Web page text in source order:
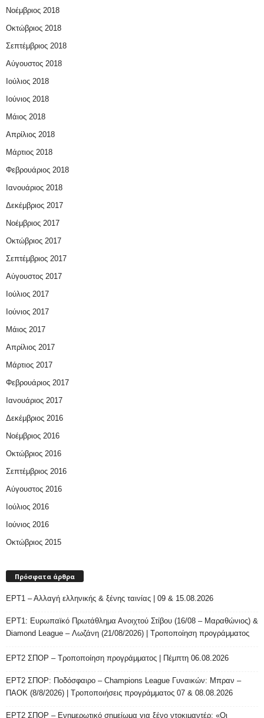
Νοέμβριος 2018
Οκτώβριος 2018
Σεπτέμβριος 2018
Αύγουστος 2018
Ιούλιος 2018
Ιούνιος 2018
Μάιος 2018
Απρίλιος 2018
Μάρτιος 2018
Φεβρουάριος 2018
Ιανουάριος 2018
Δεκέμβριος 2017
Νοέμβριος 2017
Οκτώβριος 2017
Σεπτέμβριος 2017
Αύγουστος 2017
Ιούλιος 2017
Ιούνιος 2017
Μάιος 2017
Απρίλιος 2017
Μάρτιος 2017
Φεβρουάριος 2017
Ιανουάριος 2017
Δεκέμβριος 2016
Νοέμβριος 2016
Οκτώβριος 2016
Σεπτέμβριος 2016
Αύγουστος 2016
Ιούλιος 2016
Ιούνιος 2016
Οκτώβριος 2015
Πρόσφατα άρθρα
ΕΡΤ1 – Αλλαγή ελληνικής & ξένης ταινίας | 09 & 15.08.2026
ΕΡΤ1: Ευρωπαϊκό Πρωτάθλημα Ανοιχτού Στίβου (16/08 – Μαραθώνιος) &
Diamond League – Λωζάνη (21/08/2026) | Τροποποίηση προγράμματος
ΕΡΤ2 ΣΠΟΡ – Τροποποίηση προγράμματος | Πέμπτη 06.08.2026
ΕΡΤ2 ΣΠΟΡ: Ποδόσφαιρο – Champions League Γυναικών: Μπραν –
ΠΑΟΚ (8/8/2026) | Τροποποιήσεις προγράμματος 07 & 08.08.2026
ΕΡΤ2 ΣΠΟΡ – Ενημερωτικό σημείωμα για ξένο ντοκιμαντέρ: «Οι